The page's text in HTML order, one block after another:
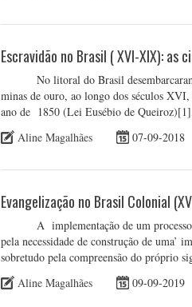
Escravidão no Brasil ( XVI-XIX): as
No litoral do Brasil desembarcaram
minas de ouro, ao longo dos séculos
ano de 1850 (Lei Eusébio de
Aline Magalhães
07-09-2018
Evangelização no Brasil Colonial
A implementação de um processo
pela necessidade de construção de
sobretudo pela compreensão do
Aline Magalhães
09-09-2019